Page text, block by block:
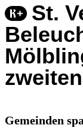
St.
Gemeinden